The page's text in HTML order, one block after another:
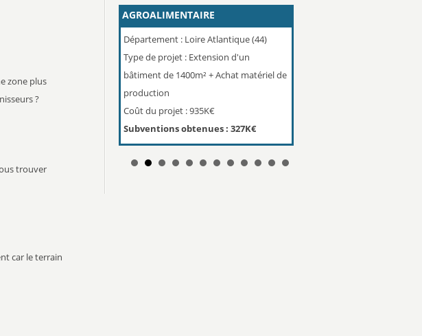
zone plus
?
trouver
car le terrain
: 850K€
AGROALIMENTAIRE
Département : Loire Atlantique (44)
Type de projet : Extension d'un
bâtiment de 1400m² + Achat matériel de
production
Coût du projet : 935K€
Subventions obtenues : 327K€